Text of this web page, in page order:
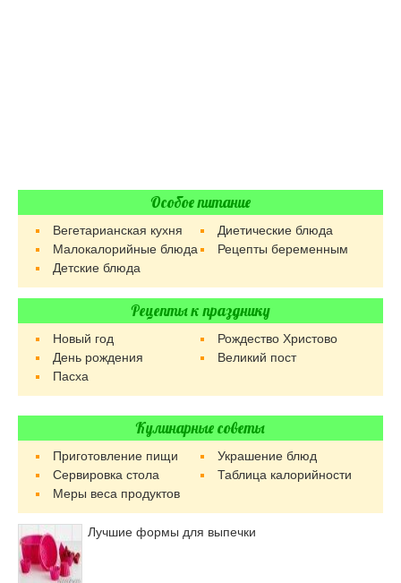
Особое питание
Вегетарианская кухня
Диетические блюда
Малокалорийные блюда
Рецепты беременным
Детские блюда
Рецепты к празднику
Новый год
Рождество Христово
День рождения
Великий пост
Пасха
Кулинарные советы
Приготовление пищи
Украшение блюд
Сервировка стола
Таблица калорийности
Меры веса продуктов
Лучшие формы для выпечки